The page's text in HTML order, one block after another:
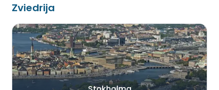
Zviedrija